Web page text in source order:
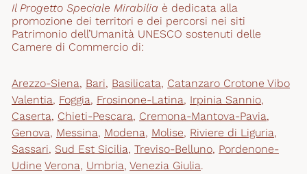
Il Progetto Speciale Mirabilia è dedicata alla
promozione dei territori e dei percorsi nei siti
Patrimonio dell’Umanità UNESCO sostenuti delle
Camere di Commercio di:
Arezzo-Siena, Bari, Basilicata, Catanzaro Crotone Vibo
Valentia, Foggia, Frosinone-Latina, Irpinia Sannio,
Caserta, Chieti-Pescara, Cremona-Mantova-Pavia,
Genova, Messina, Modena, Molise, Riviere di Liguria,
Sassari, Sud Est Sicilia, Treviso-Belluno, Pordenone-
Udine Verona, Umbria, Venezia Giulia.